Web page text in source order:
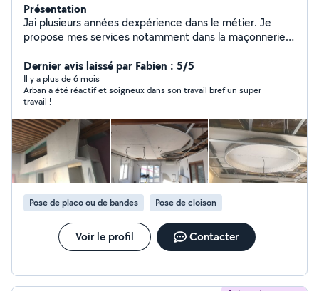
Présentation
Jai plusieurs années dexpérience dans le métier. Je
propose mes services notamment dans la maçonnerie,
de placo, etc.
Dernier avis laissé par Fabien : 5/5
Il y a plus de 6 mois
Arban a été réactif et soigneux dans son travail bref un super
travail !
Pose de placo ou de bandes Pose de cloison
Voir le profil Contacter